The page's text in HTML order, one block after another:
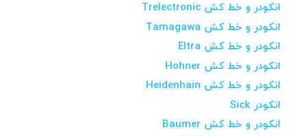
انکودر و خط کش Trelectronic
انکودر و خط کش Tamagawa
انکودر و خط کش Eltra
انکودر و خط کش Hohner
انکودر و خط کش Heidenhain
انکودر Sick
انکودر و خط کش Baumer